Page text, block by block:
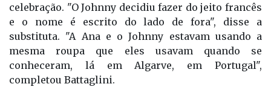
celebração. "O Johnny decidiu fazer do jeito francês
e o nome é escrito do lado de fora", disse a
substituta. "A Ana e o Johnny estavam usando a
mesma roupa que eles usavam quando se
conheceram, lá em Algarve, em Portugal",
completou Battaglini.